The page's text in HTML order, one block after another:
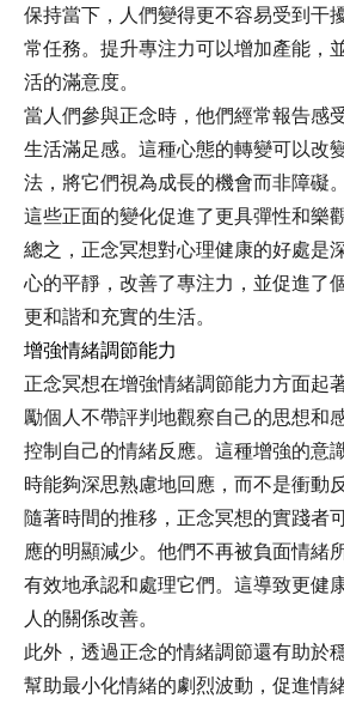
保持當下，人們變得更不容易受到干
常任務。提升專注力可以增加產能，
活的滿意度。
當人們參與正念時，他們經常報告感
生活滿足感。這種心態的轉變可以改
法，將它們視為成長的機會而非障礙
這些正面的變化促進了更具彈性和樂
總之，正念冥想對心理健康的好處是
心的平靜，改善了專注力，並促進了
更和諧和充實的生活。
增強情緒調節能力
正念冥想在增強情緒調節能力方面起
勵個人不帶評判地觀察自己的思想和
控制自己的情緒反應。這種增強的意
時能夠深思熟慮地回應，而不是衝動反
隨著時間的推移，正念冥想的實踐者
應的明顯減少。他們不再被負面情緒
有效地承認和處理它們。這導致更健
人的關係改善。
此外，透過正念的情緒調節還有助於
幫助最小化情緒的劇烈波動，促進情